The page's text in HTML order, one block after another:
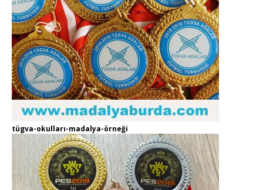
tügva-okulları-madalya-örneği